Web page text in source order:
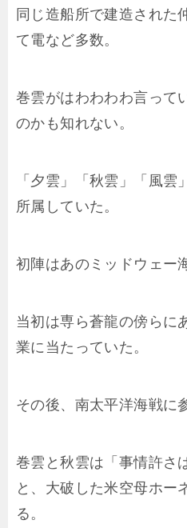
同じ造船所で建造された
て電など多数。
巻雲がはわわわわ言って
のかも知れない。
「夕雲」「秋雲」「風
所属していた。
初陣はあのミッドウェー
当初は専ら蒼龍の傍らに
業に当たっていた。
その後、南太平洋海戦に
巻雲と秋雲は「事情許さ
と、大破した米空母ホ
る。